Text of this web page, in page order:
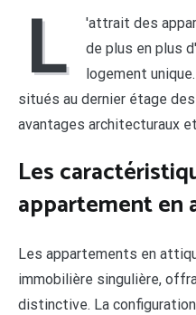
L
'attrait des
de plus en plus
logement
situés au dernier étage
avantages architecturaux
Les
appartement en
Les appartements en
immobilière singulière,
distinctive. La